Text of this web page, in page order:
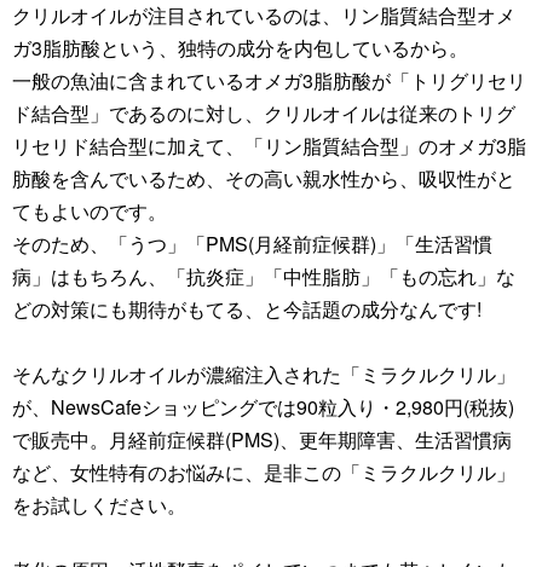
クリルオイルが注目されているのは、リン脂質結合型オメ
ガ3脂肪酸という、独特の成分を内包しているから。
一般の魚油に含まれているオメガ3脂肪酸が「トリグリセリ
ド結合型」であるのに対し、クリルオイルは従来のトリグ
リセリド結合型に加えて、「リン脂質結合型」のオメガ3脂
肪酸を含んでいるため、その高い親水性から、吸収性がと
てもよいのです。
そのため、「うつ」「PMS(月経前症候群)」「生活習慣
病」はもちろん、「抗炎症」「中性脂肪」「もの忘れ」な
どの対策にも期待がもてる、と今話題の成分なんです!
そんなクリルオイルが濃縮注入された「ミラクルクリル」
が、NewsCafeショッピングでは90粒入り・2,980円(税抜)
で販売中。月経前症候群(PMS)、更年期障害、生活習慣病
など、女性特有のお悩みに、是非この「ミラクルクリル」
をお試しください。